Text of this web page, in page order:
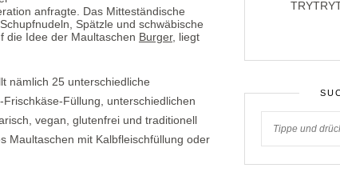
anfragte. Das Mitteständische
Spätzle und schwäbische
die Idee der Maultaschen Burger, liegt
nämlich 25 unterschiedliche
Füllung, unterschiedlichen
vegan, glutenfrei und traditionell
Maultaschen mit Kalbfleischfüllung oder